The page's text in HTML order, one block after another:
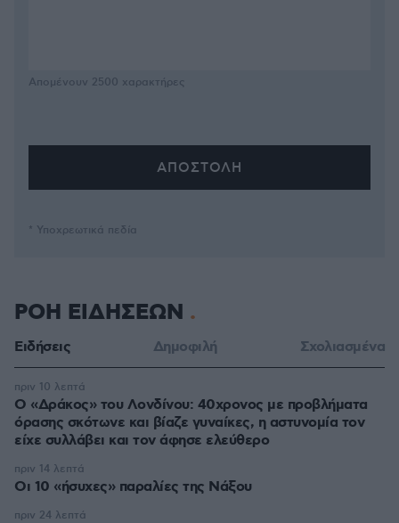
Απομένουν 2500 χαρακτήρες
* Υποχρεωτικά πεδία
ΡΟΗ ΕΙΔΗΣΕΩΝ
Ειδήσεις Δημοφιλή Σχολιασμένα
Ο «Δράκος» του Λονδίνου: 40χρονος με προβλήματα
όρασης σκότωνε και βίαζε γυναίκες, η αστυνομία τον
είχε συλλάβει και τον άφησε ελεύθερο
πριν 10 λεπτά
Οι 10 «ήσυχες» παραλίες της Νάξου
πριν 14 λεπτά
πριν 24 λεπτά